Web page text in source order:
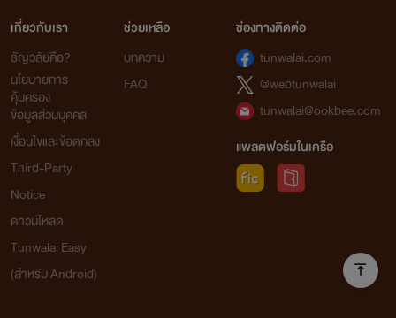
เกี่ยวกับเรา
ธัญวลัยคือ?
นโยบายการ
คุ้มครอง
ข้อมูลส่วนบุคคล
เงื่อนไขและข้อตกลง
Third-Party
Notice
ดาวน์โหลด
Tunwalai Easy
(สำหรับ Android)
ช่วยเหลือ
บทความ
FAQ
ช่องทางติดต่อ
tunwalai.com
@webtunwalai
tunwalai@ookbee.com
แพลตฟอร์มในเครือ